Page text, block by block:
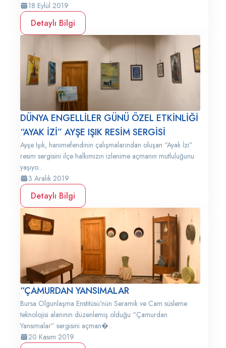
18 Eylül 2019
Detaylı Bilgi
DÜNYA ENGELLİLER GÜNÜ ÖZEL ETKİNLİĞİ
“AYAK İZİ” AYŞE IŞIK RESİM SERGİSİ
Ayşe Işık, hanımefendinin çalışmalarından oluşan “Ayak İzi”
resim sergisini ilçe halkımızın izlenime açmanın mutluluğunu
yaşıyo...
3 Aralık 2019
Detaylı Bilgi
“ÇAMURDAN YANSIMALAR
Bursa Olgunlaşma Enstitüsü’nün Seramik ve Cam süsleme
teknolojisi alanının düzenlemiş olduğu “Çamurdan
Yansımalar” sergisini açman�...
20 Kasım 2019